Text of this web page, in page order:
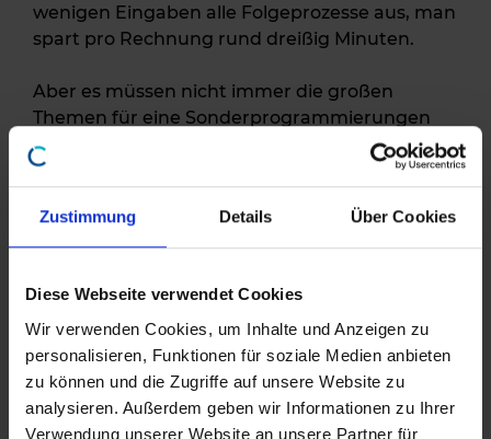
Zustimmung Details Über Cookies
Diese Webseite verwendet Cookies
Wir verwenden Cookies, um Inhalte und Anzeigen zu
personalisieren, Funktionen für soziale Medien anbieten
zu können und die Zugriffe auf unsere Website zu
analysieren. Außerdem geben wir Informationen zu Ihrer
Verwendung unserer Website an unsere Partner für
wenigen Eingaben alle Folgeprozesse aus, man
spart pro Rechnung rund dreißig Minuten.
Aber es müssen nicht immer die großen
Themen für eine Sonderprogrammierungen
sein. Manchmal wird einfach nur eine neue
Variable im Excel Reporting benötigt oder ein
Buchungsexport soll zukünftig nicht mehr
manuell, sondern automatisch laufen.
PSZ: Wie ist denn der Ablauf bei einem
Sonderprogrammierungsprojekt? Lässt sich
das sagen oder ist das eher individuell? ?